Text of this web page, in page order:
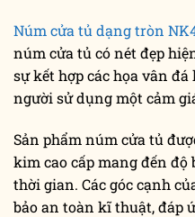
Núm cửa tủ dạng tròn
núm cửa tủ có nét đẹp
sự kết hợp các họa vân
người sử dụng một cảm
Sản phẩm núm cửa tủ
kim cao cấp mang đến độ
thời gian. Các góc cạnh
bảo an toàn kĩ thuật, đáp